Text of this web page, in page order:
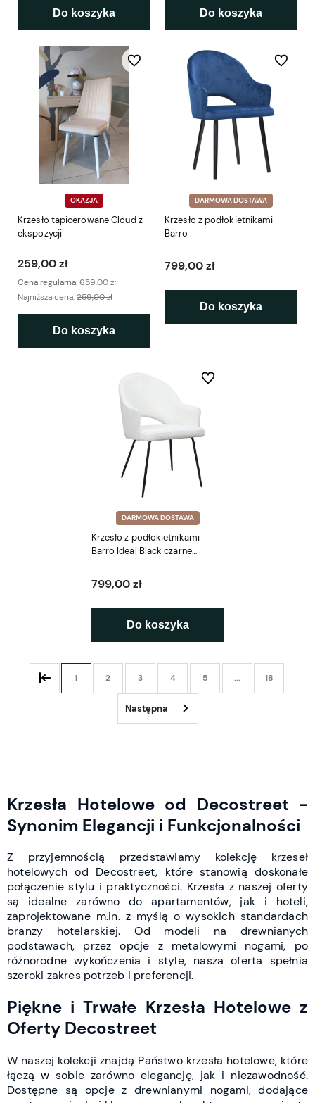
Do koszyka Do koszyka
OKAZJA
Krzesło tapicerowane Cloud z
ekspozycji
259,00 zł
Cena regularna:659,00 zł
Najniższa cena:259,00 zł
Do koszyka
Do ulubionych
DARMOWA DOSTAWA
Krzesło z podłokietnikami
Barro
799,00 zł
Do koszyka
Do
DARMOWA DOSTAWA
Krzesło z podłokietnikami
Barro Ideal Black czarne
799,00 zł
Do koszyka
Do ulubionych
1 2 3 4 5 ... 18
Krzesła Hotelowe od Decostreet -
Synonim Elegancji i Funkcjonalności
Z przyjemnością przedstawiamy kolekcję krzeseł
hotelowych od Decostreet, które stanowią doskonałe
połączenie stylu i praktyczności. Krzesła z naszej oferty
są idealne zarówno do apartamentów, jak i hoteli,
zaprojektowane m.in. z myślą o wysokich standardach
branży hotelarskiej. Od modeli na drewnianych
podstawach, przez opcje z metalowymi nogami, po
różnorodne wykończenia i style, nasza oferta spełnia
szeroki zakres potrzeb i preferencji.
Piękne i Trwałe Krzesła Hotelowe z
Oferty Decostreet
W naszej kolekcji znajdą Państwo krzesła hotelowe, które
łączą w sobie zarówno elegancję, jak i niezawodność.
Dostępne są opcje z drewnianymi nogami, dodające